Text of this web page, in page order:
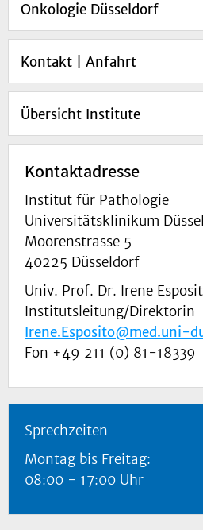
Onkologie Düsseldorf
Kontakt | Anfahrt
Übersicht Institute
Kontaktadresse
Institut für Pathologie
Universitätsklinikum
Moorenstrasse 5
40225 Düsseldorf
Univ. Prof. Dr. Irene
Institutsleitung/Direktorin
Irene.Esposito@med.uni-
Fon +49 211 (0) 81-18339
Sprechzeiten
Montag bis Freitag:
08:00 - 17:00 Uhr